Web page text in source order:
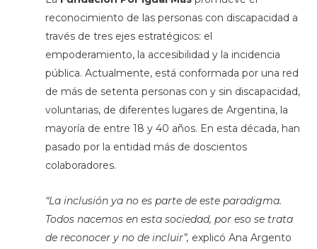
reconocimiento de las personas con discapacidad a
través de tres ejes estratégicos: el
empoderamiento, la accesibilidad y la incidencia
pública. Actualmente, está conformada por una red
de más de setenta personas con y sin discapacidad,
voluntarias, de diferentes lugares de Argentina, la
mayoría de entre 18 y 40 años. En esta década, han
pasado por la entidad más de doscientos
colaboradores.
“La inclusión ya no es parte de este paradigma.
Todos nacemos en esta sociedad, por eso se trata
de reconocer y no de incluir”, explicó Ana Argento